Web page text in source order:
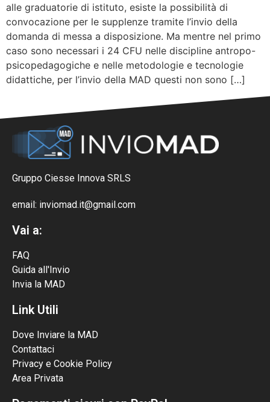
alle graduatorie di istituto, esiste la possibilità di
convocazione per le supplenze tramite l’invio della
domanda di messa a disposizione. Ma mentre nel primo
caso sono necessari i 24 CFU nelle discipline antropo-
psicopedagogiche e nelle metodologie e tecnologie
didattiche, per l’invio della MAD questi non sono […]
Gruppo Ciesse Innova SRLS
email: inviomad.it@gmail.com
Vai a:
FAQ
Guida all'Invio
Invia la MAD
Link Utili
Dove Inviare la MAD
Contattaci
Privacy e Cookie Policy
Area Privata